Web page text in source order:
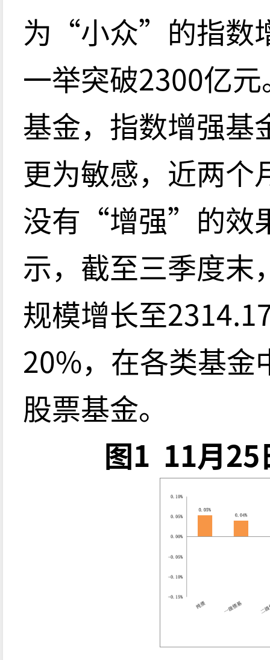
为“小众”的指数
一举突破2300亿
基金，指数增强基
更为敏感，近两个
没有“增强”的效
示，截至三季度末
规模增长至
20%，在各类基金
股票基金。
图1 11月25